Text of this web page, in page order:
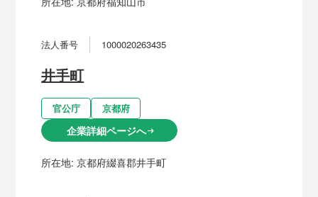
法人番号 1000020263435
井手町
官公庁 京都府
企業詳細ページへarrow_right_alt
所在地:京都府綴喜郡井手町